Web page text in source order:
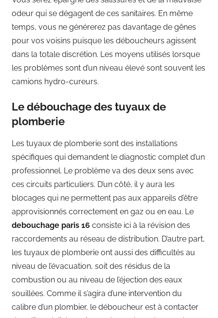
odeur qui se dégagent de ces sanitaires. En même
temps, vous ne générerez pas davantage de gênes
pour vos voisins puisque les déboucheurs agissent
dans la totale discrétion. Les moyens utilisés lorsque
les problèmes sont d’un niveau élevé sont souvent les
camions hydro-cureurs.
Le débouchage des tuyaux de
plomberie
Les tuyaux de plomberie sont des installations
spécifiques qui demandent le diagnostic complet d’un
professionnel. Le problème va des deux sens avec
ces circuits particuliers. D’un côté, il y aura les
blocages qui ne permettent pas aux appareils d’être
approvisionnés correctement en gaz ou en eau. Le
debouchage paris 16 consiste ici à la révision des
raccordements au réseau de distribution. D’autre part,
les tuyaux de plomberie ont aussi des difficultés au
niveau de l’évacuation, soit des résidus de la
combustion ou au niveau de l’éjection des eaux
souillées. Comme il s’agira d’une intervention du
calibre d’un plombier, le déboucheur est à contacter